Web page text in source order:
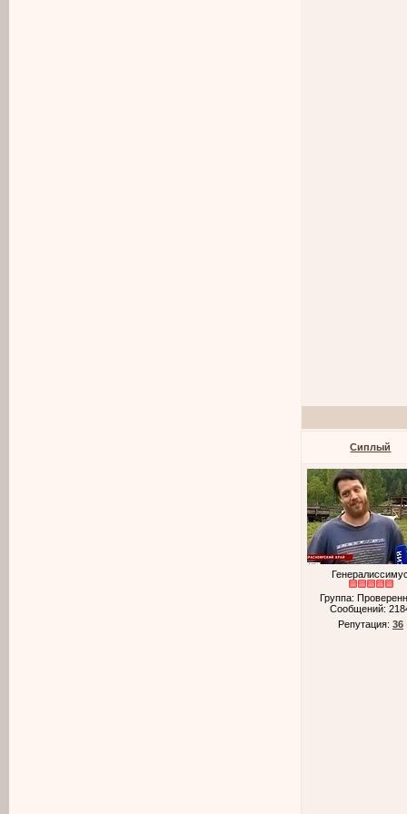
Cиплый
Группа:
Сообщений:
Репутация: 36